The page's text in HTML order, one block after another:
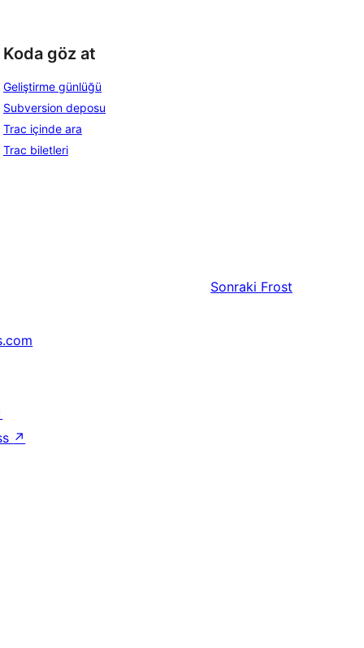
Koda göz at
Geliştirme günlüğü
Subversion deposu
Trac içinde ara
Trac biletleri
Sonraki Frost
↗